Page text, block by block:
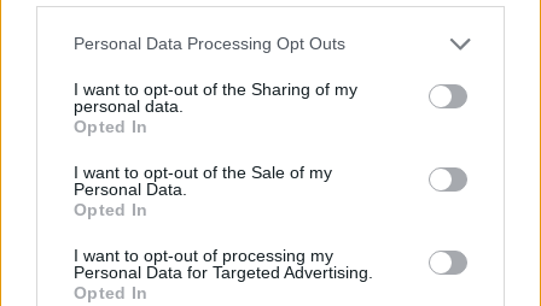
Personal Data Processing Opt Outs
I want to opt-out of the Sharing of my
personal data.
Opted In
I want to opt-out of the Sale of my
Personal Data.
Opted In
I want to opt-out of processing my
Personal Data for Targeted Advertising.
Opted In
Η κατάργηση των τελών
περιαγωγής θα φέρει 300
Βαρκελώνη η Ελληνική